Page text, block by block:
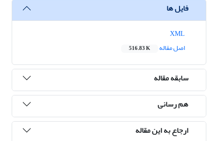
فایل ها
اصل مقاله
516.83 K
سابقه مقاله
هم رسانی
ارجاع به این مقاله